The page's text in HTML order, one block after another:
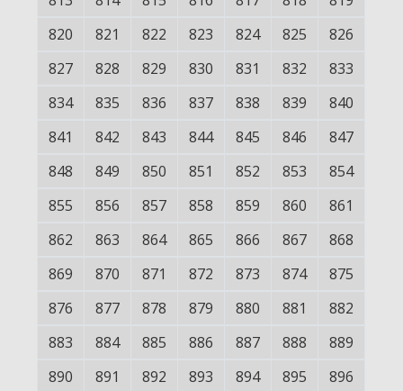
820
821 822 823 824 825
826
827
828 829 830 831 832
833
834
835 836 837 838 839
840
841
842 843 844 845 846
847
848
849 850 851 852 853
854
855
856 857 858 859 860
861
862
863 864 865 866 867
868
869
870 871 872 873 874
875
876
877 878 879 880 881
882
883
884 885 886 887 888
889
890
891 892 893 894 895
896